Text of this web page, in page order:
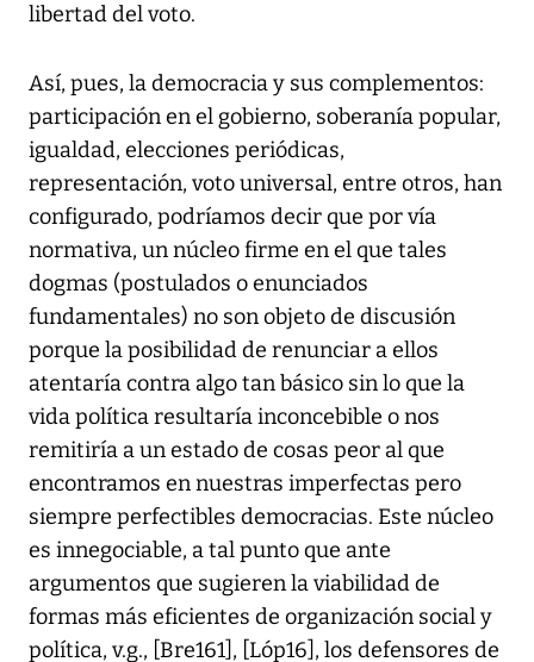
libertad del voto.
Así, pues, la democracia y sus complementos:
participación en el gobierno, soberanía popular,
igualdad, elecciones periódicas,
representación, voto universal, entre otros, han
configurado, podríamos decir que por vía
normativa, un núcleo firme en el que tales
dogmas (postulados o enunciados
fundamentales) no son objeto de discusión
porque la posibilidad de renunciar a ellos
atentaría contra algo tan básico sin lo que la
vida política resultaría inconcebible o nos
remitiría a un estado de cosas peor al que
encontramos en nuestras imperfectas pero
siempre perfectibles democracias. Este núcleo
es innegociable, a tal punto que ante
argumentos que sugieren la viabilidad de
formas más eficientes de organización social y
política, v.g., [Bre161], [Lóp16], los defensores de